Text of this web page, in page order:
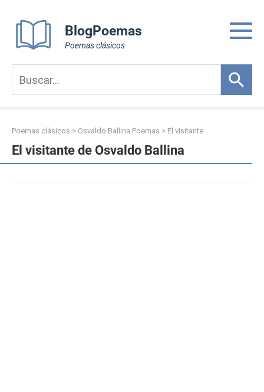
content
BlogPoemas
Poemas clásicos
Poemas clásicos > Osvaldo Ballina Poemas > El visitante
El visitante de Osvaldo Ballina